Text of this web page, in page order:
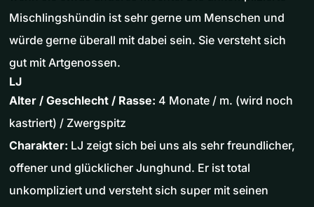
Mischlingshündin ist sehr gerne um Menschen und
würde gerne überall mit dabei sein. Sie versteht sich
gut mit Artgenossen.
LJ
Alter / Geschlecht / Rasse: 4 Monate / m. (wird noch
kastriert) / Zwergspitz
Charakter: LJ zeigt sich bei uns als sehr freundlicher,
offener und glücklicher Junghund. Er ist total
unkompliziert und versteht sich super mit seinen